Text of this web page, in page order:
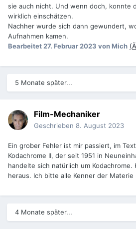
sie auch nicht. Und wenn doch, konnte
wirklich einschätzen.
Nachher wurde sich dann gewundert,
Aufnahmen kamen.
Bearbeitet27. Februar 2023 von Mich
5 Monate später...
Film-Mechaniker
Geschrieben 8. August 2023
Ein grober Fehler ist mir passiert, im
Kodachrome II, der seit 1951 in
handelte sich natürlich um Kodachrome.
heraus. Ich bitte alle Kenner der Materie
4 Monate später...